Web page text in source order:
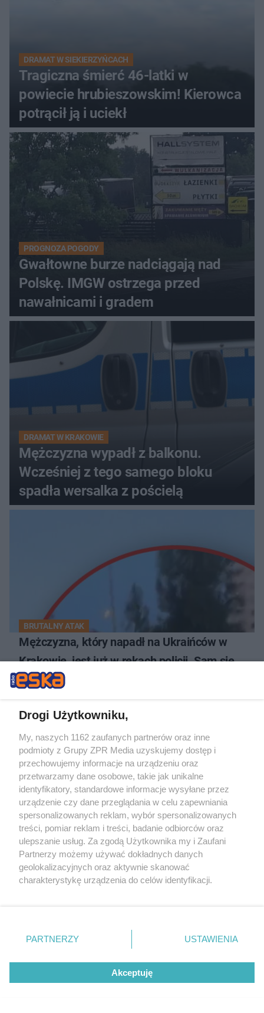
DRAMAT W SIEKIERZYŃCACH
Tragiczna śmierć 46-latki w
powiecie hrubieszowskim! Kierowca
potrącił ją i uciekł
PROGNOZA POGODY
Gwałtowne burze nadciągają nad
Polskę. IMGW ostrzega przed
nawałnicami i gradem
DRAMAT W KRAKOWIE
Mężczyzna wypadł z balkonu.
Wcześniej z tego samego bloku
spadła wersalka z pościelą
BRUTALNY ATAK
Mężczyzna, który napadł na Ukraińców w
Krakowie, jest już w rękach policji. Sam się
zgłosił
KWOTA ROBI WRAŻENIE
Rolnik zniszczył nowy asfalt traktorem.
Straty idą w setki tysięcy
Drogi Użytkowniku,
My, naszych 1162 zaufanych partnerów oraz inne
podmioty z Grupy ZPR Media uzyskujemy dostęp i
przechowujemy informacje na urządzeniu oraz
przetwarzamy dane osobowe, takie jak unikalne
identyfikatory, standardowe informacje wysyłane przez
urządzenie czy dane przeglądania w celu zapewniania
spersonalizowanych reklam, wybór spersonalizowanych
treści, pomiar reklam i treści, badanie odbiorców oraz
ulepszanie usług. Za zgodą Użytkownika my i Zaufani
Partnerzy możemy używać dokładnych danych
geolokalizacyjnych oraz aktywnie skanować
charakterystykę urządzenia do celów identyfikacji.
zmienić/wycofać klikając przycisk ustawień prywatności
znajdujący się w lewym dolnym rogu strony
rodzaje przetwarzania danych nie wymagają zgody
użytkownika, ale masz prawo sprzeciwić się takiemu
przetwarzaniu. Preferencje będą miały zastosowanie tylko
PARTNERZY USTAWIENIA
Akceptuję